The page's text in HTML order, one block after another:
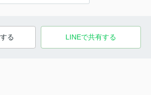
る LINEで共有する